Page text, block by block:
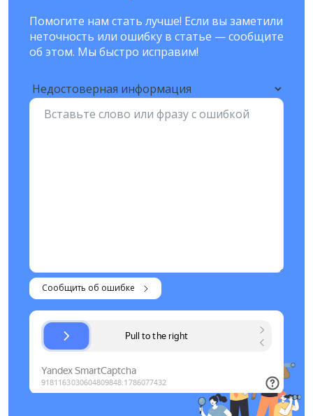
Помогите нам стать лучше! Если вы заметили
неточность или ошибку в статье — сообщите
об этом. Мы быстро исправим!
Сообщить об ошибке